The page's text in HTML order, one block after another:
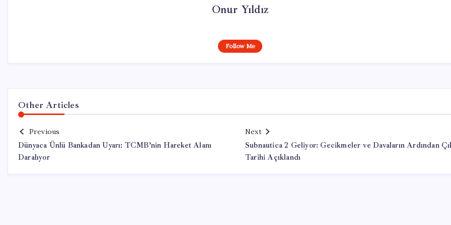
Onur Yıldız
Follow Me
Other Articles
Previous
Dünyaca Ünlü Bankadan Uyarı: TCMB’nin Hareket Alanı
Daralıyor
Next
Subnautica 2 Geliyor: Gecikmeler ve Davaların Ardından
Tarihi Açıklandı